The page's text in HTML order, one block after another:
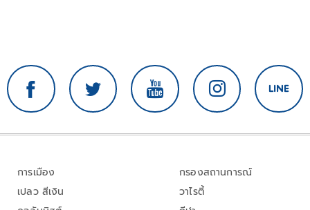
การเมือง
เปลว สีเงิน
กรองสถานการณ์
วาไรตี้